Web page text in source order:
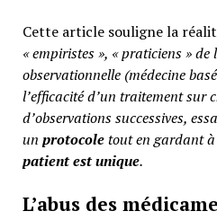
Cette article souligne la
« empiristes », « praticiens » de
observationnelle (médecine
l’efficacité d’un traitement sur
d’observations successives,
un protocoletout en gardant à
patient est unique.
L’abus des